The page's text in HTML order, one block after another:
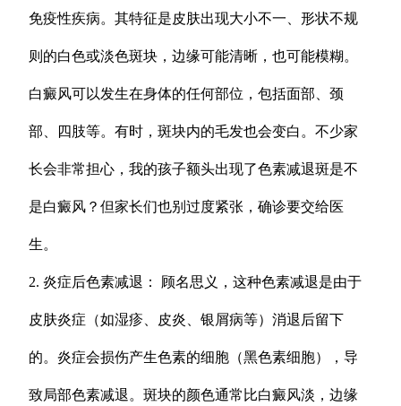
免疫性疾病。其特征是皮肤出现大小不一、形状不规
则的白色或淡色斑块，边缘可能清晰，也可能模糊。
白癜风可以发生在身体的任何部位，包括面部、颈
部、四肢等。有时，斑块内的毛发也会变白。不少家
长会非常担心，我的孩子额头出现了色素减退斑是不
是白癜风？但家长们也别过度紧张，确诊要交给医
生。
2. 炎症后色素减退： 顾名思义，这种色素减退是由于
皮肤炎症（如湿疹、皮炎、银屑病等）消退后留下
的。炎症会损伤产生色素的细胞（黑色素细胞），导
致局部色素减退。斑块的颜色通常比白癜风淡，边缘